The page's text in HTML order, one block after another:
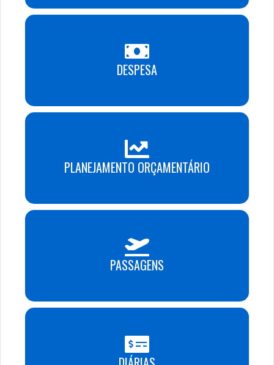
DESPESA
PLANEJAMENTO ORÇAMENTÁRIO
PASSAGENS